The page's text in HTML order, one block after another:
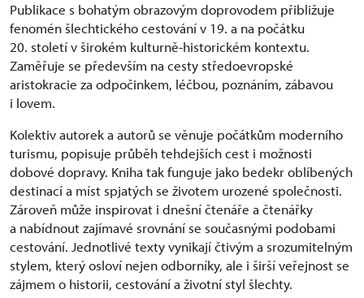
Publikace s bohatým obrazovým doprovodem přibližuje
fenomén šlechtického cestování v 19. a na počátku
20. století v širokém kulturně-historickém kontextu.
Zaměřuje se především na cesty středoevropské
aristokracie za odpočinkem, léčbou, poznáním, zábavou
i lovem.
Kolektiv autorek a autorů se věnuje počátkům moderního
turismu, popisuje průběh tehdejších cest i možnosti
dobové dopravy. Kniha tak funguje jako bedekr oblíbených
destinací a míst spjatých se životem urozené společnosti.
Zároveň může inspirovat i dnešní čtenáře a čtenářky
a nabídnout zajímavé srovnání se současnými podobami
cestování. Jednotlivé texty vynikají čtivým a srozumitelným
stylem, který osloví nejen odborníky, ale i širší veřejnost se
zájmem o historii, cestování a životní styl šlechty.